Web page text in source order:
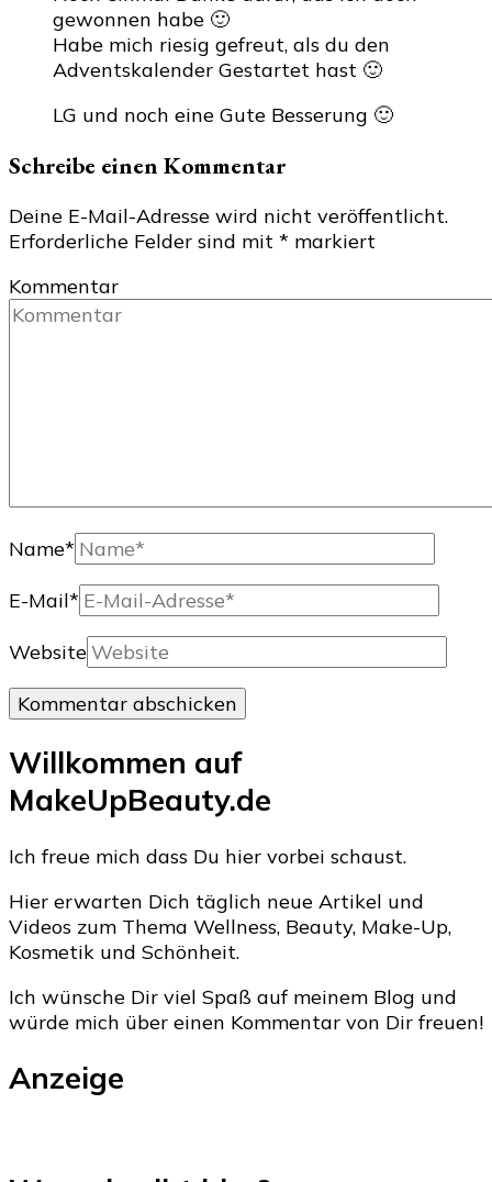
gewonnen habe 🙂
Habe mich riesig gefreut, als du den
Adventskalender Gestartet hast 🙂
LG und noch eine Gute Besserung 🙂
Schreibe einen Kommentar
Deine E-Mail-Adresse wird nicht veröffentlicht.
Erforderliche Felder sind mit * markiert
Kommentar
Name*
E-Mail*
Website
Willkommen auf
MakeUpBeauty.de
Ich freue mich dass Du hier vorbei schaust.
Hier erwarten Dich täglich neue Artikel und
Videos zum Thema Wellness, Beauty, Make-Up,
Kosmetik und Schönheit.
Ich wünsche Dir viel Spaß auf meinem Blog und
würde mich über einen Kommentar von Dir freuen!
Anzeige